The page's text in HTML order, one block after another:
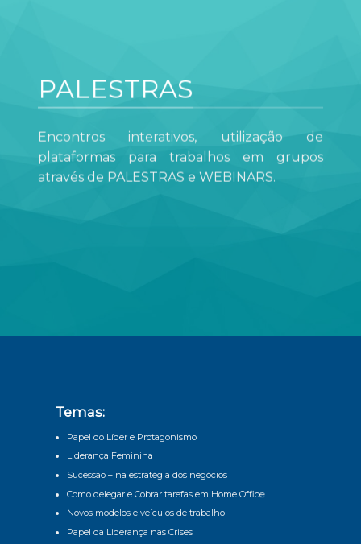
PALESTRAS
Encontros interativos, utilização de
plataformas para trabalhos em grupos
através de PALESTRAS e WEBINARS.
Temas:
Papel do Líder e Protagonismo
Liderança Feminina
Sucessão – na estratégia dos negócios
Como delegar e Cobrar tarefas em Home Office
Novos modelos e veículos de trabalho
Papel da Liderança nas Crises